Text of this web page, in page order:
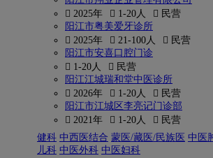
 2025年
 1-20人
 民营
阳江市粤美爱牙诊所
 2025年
 21-100人
 民营
阳江市安喜口腔门诊
 1-20人
 民营
阳江江城瑞和堂中医诊所
 2026年
 1-20人
 民营
阳江市江城区李亮记门诊部
 2021年
 1-20人  民营
健科 中西医结合 蒙医/藏医/民族医 中医
儿科 中医外科 中医妇科